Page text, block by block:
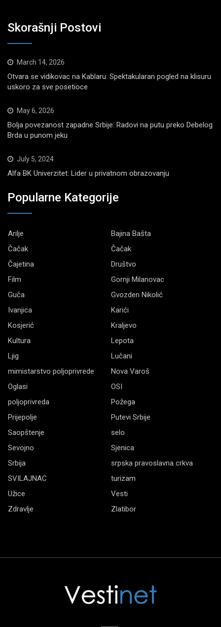
Skorašnji Postovi
March 14, 2026
Otvara se vidikovac na Kablaru: Spektakularan pogled na klisuru
uskoro za sve posetioce
May 6, 2026
Bolja povezanost zapadne Srbije: Radovi na putu preko Debelog
Brda u punom jeku
July 5, 2024
Alfa BK Univerzitet: Lider u privatnom obrazovanju
Popularne Kategorije
Arilje
Bajina Bašta
Čačak
Čačak
Čajetina
Društvo
Film
Gornji Milanovac
Guča
Gvozden Nikolić
Ivanjica
Karići
Kosjerić
Kraljevo
Kultura
Lepota
Ljig
Lučani
mimistarstvo poljoprivrede
Nova Varoš
Oglasi
OSI
poljoprivreda
Požega
Prijepolje
Putevi Srbije
Saopštenje
selo
Sevojno
Sjenica
Srbija
srpska pravoslavna crkva
SVILAJNAC
turizam
Užice
Vesti
Zdravlje
Zlatibor